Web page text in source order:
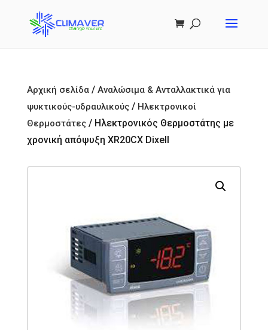
Αρχική σελίδα/ Αναλώσιμα & Ανταλλακτικά για
ψυκτικούς-υδραυλικούς/ Ηλεκτρονικοί
Θερμοστάτες/ Ηλεκτρονικός Θερμοστάτης με
χρονική απόψυξη XR20CX Dixell